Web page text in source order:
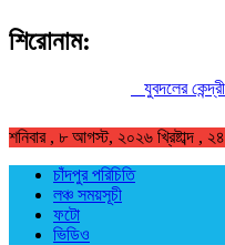
শিরোনাম:
যুবদলের কেন্দ্রীয়
শনিবার , ৮ আগস্ট, ২০২৬ খ্রিষ্টাব্দ , ২৪
চাঁদপুর পরিচিতি
লঞ্চ সময়সূচী
ফটো
ভিডিও